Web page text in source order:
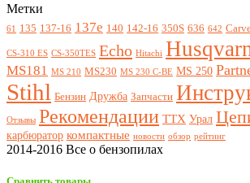
Метки
61 135 137-16 137e 140 142-16 350S 636 642
CS-310 ES CS-350TES Echo Hitachi
MS181 MS 210 MS230 MS 230 C-BE MS 250
Stihl Бензин Дружба Запчасти
Отзывы Рекомендации ТТХ Урал
карбюратор компактные новости обзор рейтинг
2014-2016 Все о бензопилах